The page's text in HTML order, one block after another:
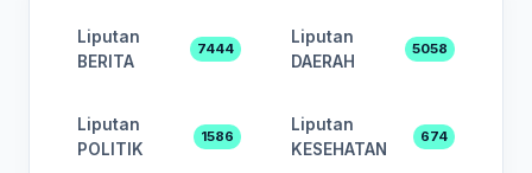
Liputan
BERITA
7444
Liputan
DAERAH
5058
Liputan
POLITIK
1586
Liputan
KESEHATAN
674